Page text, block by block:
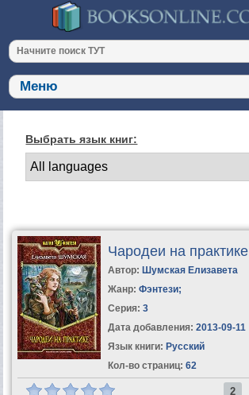
Выбрать язык книг:
Чародеи на практике
Автор: Шумская Елизавета
Жанр: Фэнтези;
Серия: 3
Дата добавления: 2013-09-11
Язык книги: Русский
Кол-во страниц: 62
2